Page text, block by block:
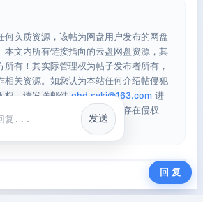
何实质资源，该帖为网盘用户发布的网盘
本文内所有链接指向的云盘网盘资源，其
所有！其实际管理权为帖子发布者所有，
相关资源。如您认为本站任何介绍帖侵犯
权，请发送邮件qhd.sykj@163.com 进
将在确认本文链接指向的资源存在侵权
相关介绍帖子！
复
发送
回 复